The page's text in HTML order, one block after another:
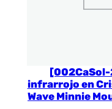
infrarrojo en
Wave Minnie